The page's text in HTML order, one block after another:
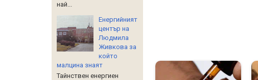
най...
Енергийният
център на
Людмила
Живкова за
който
малцина знаят
Тайнствен енергиен